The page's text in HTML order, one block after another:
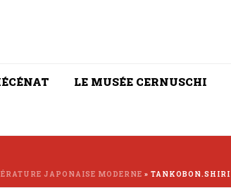
LE MUSÉE CERNUSCHI
JAPONAISE MODERNE »